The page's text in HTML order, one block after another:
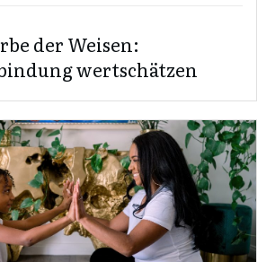
der Weisen:
wertschätzen